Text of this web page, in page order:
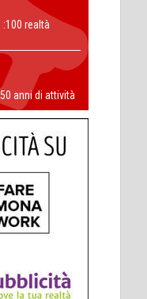
realtà
anni di attività